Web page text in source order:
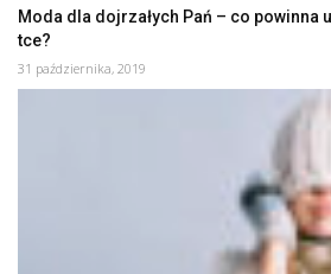
Moda dla dojrzałych Pań – co powinna
tce?
31 października, 2019